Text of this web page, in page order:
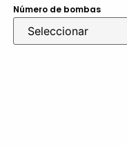
Número de bombas